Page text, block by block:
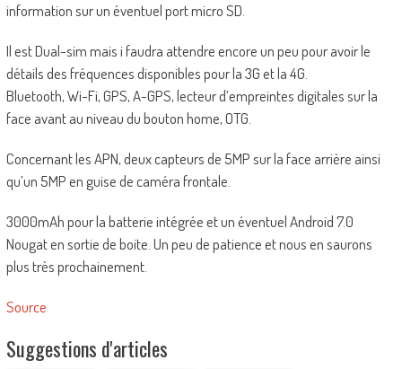
information sur un éventuel port micro SD.
Il est Dual-sim mais i faudra attendre encore un peu pour avoir le
détails des fréquences disponibles pour la 3G et la 4G.
Bluetooth, Wi-Fi, GPS, A-GPS, lecteur d’empreintes digitales sur la
face avant au niveau du bouton home, OTG.
Concernant les APN, deux capteurs de 5MP sur la face arrière ainsi
qu’un 5MP en guise de caméra frontale.
3000mAh pour la batterie intégrée et un éventuel Android 7.0
Nougat en sortie de boite. Un peu de patience et nous en saurons
plus très prochainement.
Source
Suggestions d'articles